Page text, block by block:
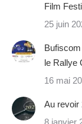
Film
25 juin
le Rallye
16 mai
Au revoir
8 janvier